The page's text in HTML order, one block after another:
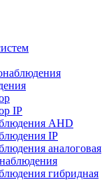
IP
AHD
IP
аналоговая
гибридная